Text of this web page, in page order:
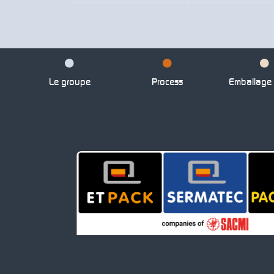
Le groupe Process Emballage